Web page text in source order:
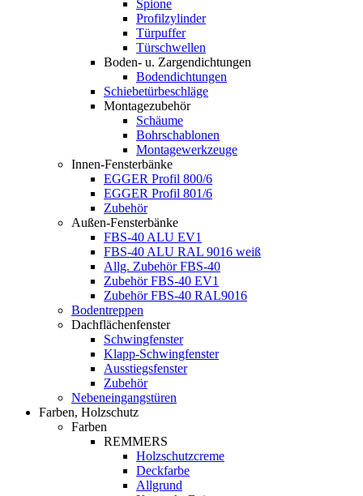
Spione
Profilzylinder
Türpuffer
Türschwellen
Boden- u. Zargendichtungen
Bodendichtungen
Schiebetürbeschläge
Montagezubehör
Schäume
Bohrschablonen
Montagewerkzeuge
Innen-Fensterbänke
EGGER Profil 800/6
EGGER Profil 801/6
Zubehör
Außen-Fensterbänke
FBS-40 ALU EV1
FBS-40 ALU RAL 9016 weiß
Allg. Zubehör FBS-40
Zubehör FBS-40 EV1
Zubehör FBS-40 RAL9016
Bodentreppen
Dachflächenfenster
Schwingfenster
Klapp-Schwingfenster
Ausstiegsfenster
Zubehör
Nebeneingangstüren
Farben, Holzschutz
Farben
REMMERS
Holzschutzcreme
Deckfarbe
Allgrund